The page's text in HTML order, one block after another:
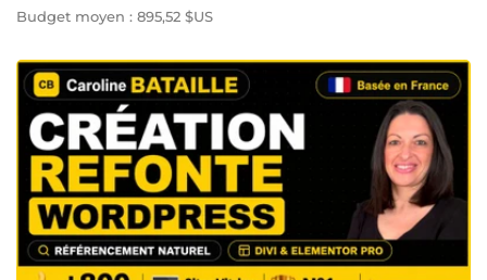
Budget moyen : 895,52 $US